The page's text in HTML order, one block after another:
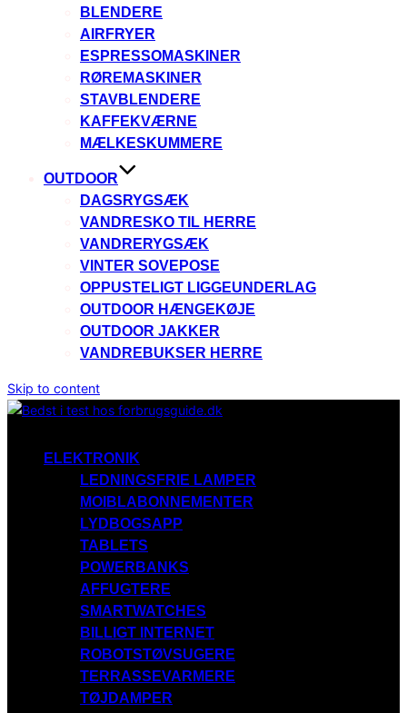
BLENDERE
AIRFRYER
ESPRESSOMASKINER
RØREMASKINER
STAVBLENDERE
KAFFEKVÆRNE
MÆLKESKUMMERE
OUTDOOR
DAGSRYGSÆK
VANDRESKO TIL HERRE
VANDRERYGSÆK
VINTER SOVEPOSE
OPPUSTELIGT LIGGEUNDERLAG
OUTDOOR HÆNGEKØJE
OUTDOOR JAKKER
VANDREBUKSER HERRE
Skip to content
ELEKTRONIK
LEDNINGSFRIE LAMPER
MOIBLABONNEMENTER
LYDBOGSAPP
TABLETS
POWERBANKS
AFFUGTERE
SMARTWATCHES
BILLIGT INTERNET
ROBOTSTØVSUGERE
TERRASSEVARMERE
TØJDAMPER